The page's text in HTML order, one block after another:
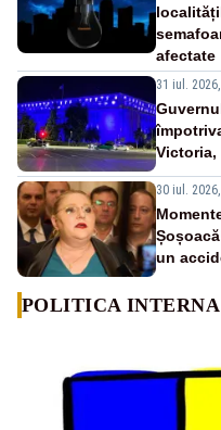
afectate
31 iul.
30 iul.
un
POLITICA